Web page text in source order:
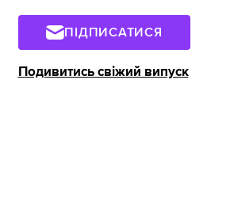
ПІДПИСАТИСЯ
Подивитись свіжий випуск